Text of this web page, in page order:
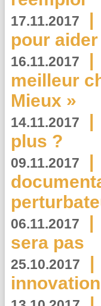
17.11.2017 |
pour
16.11.2017 |
meilleur
Mieux »
14.11.2017 |
plus ?
09.11.2017 |
06.11.2017 |
sera pas
25.10.2017 |